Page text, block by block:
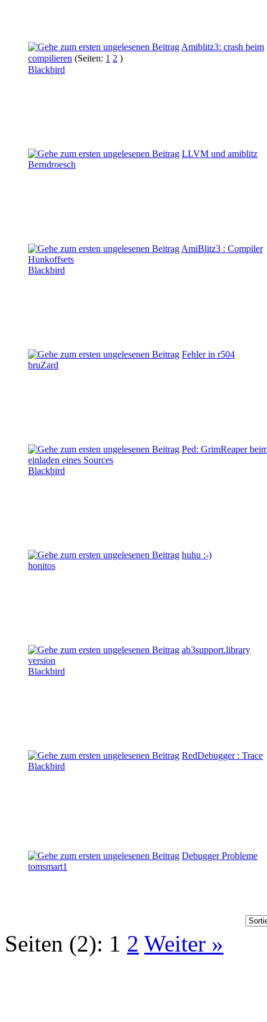
Amiblitz3: crash beim
compilieren (Seiten: 1 2 )
Blackbird
LLVM und amiblitz
Berndroesch
AmiBlitz3 : Compiler
Hunkoffsets
Blackbird
Fehler in r504
bruZard
Ped: GrimReaper
einladen eines Sources
Blackbird
huhu :-)
honitos
ab3support.library
version
Blackbird
RedDebugger : Trace
Blackbird
Debugger Probleme
tomsmart1
Seiten (2): 1 2 Weiter »